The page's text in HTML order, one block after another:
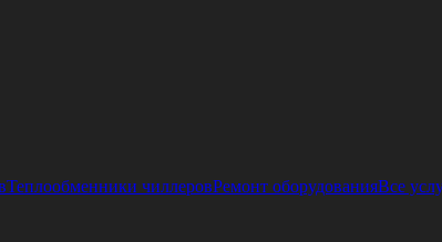
Теплообменники чиллеровРемонт оборудованияВсе